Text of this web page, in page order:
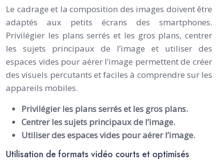
Le cadrage et la composition des images doivent être
adaptés aux petits écrans des smartphones.
Privilégier les plans serrés et les gros plans, centrer
les sujets principaux de l’image et utiliser des
espaces vides pour aérer l’image permettent de créer
des visuels percutants et faciles à comprendre sur les
appareils mobiles.
Privilégier les plans serrés et les gros plans.
Centrer les sujets principaux de l’image.
Utiliser des espaces vides pour aérer l’image.
Utilisation de formats vidéo courts et optimisés